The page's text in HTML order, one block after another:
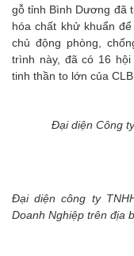
gỗ tỉnh Bình Dương đã
hóa chất khử khuẩn
chủ động phòng,
trình này, đã có 16
tinh thần to lớn của CLB.
Đại diện Công
Đại diện công ty
Doanh Nghiệp trên địa